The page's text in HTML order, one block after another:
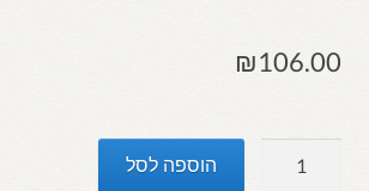
₪106.00
הוספה לסל